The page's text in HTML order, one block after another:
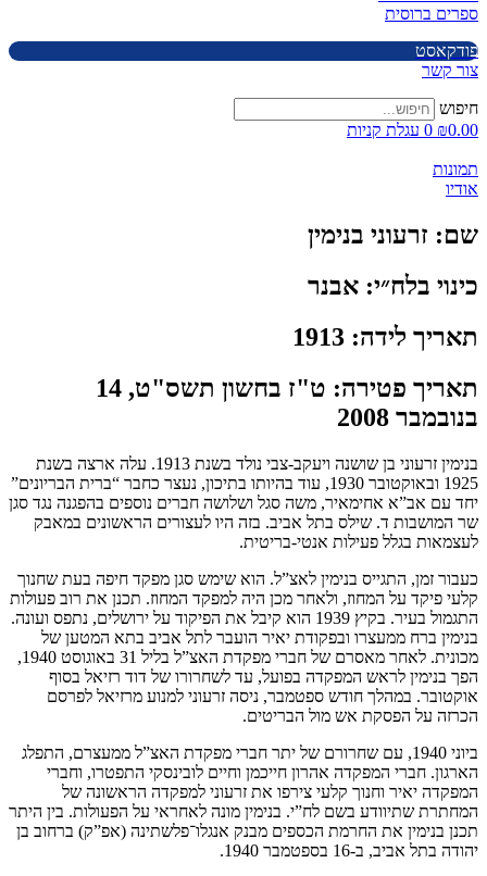
ספרים ברוסית
פודקאסט
צור קשר
חיפוש
₪0.00
0 עגלת קניות
תמונות
אודיו
שם: זרעוני בנימין
כינוי בלח״י: אבנר
תאריך לידה: 1913
תאריך פטירה:
ט"ז בחשון תשס"ט, 14
בנובמבר 2008
בנימין זרעוני בן שושנה ויעקב-צבי נולד בשנת 1913. עלה ארצה בשנת
1925 ובאוקטובר 1930, עוד בהיותו בתיכון, נעצר כחבר “ברית הבריונים”
יחד עם אב”א אחימאיר, משה סגל ושלושה חברים נוספים בהפגנה נגד סגן
שר המושבות ד. שילס בתל אביב. בזה היו לעצורים הראשונים במאבק
לעצמאות בגלל פעילות אנטי-בריטית.
כעבור זמן, התגייס בנימין לאצ”ל. הוא שימש סגן מפקד חיפה בעת שחנוך
קלעי פיקד על המחוז, ולאחר מכן היה למפקד המחוז. תכנן את רוב פעולות
התגמול בעיר. בקיץ 1939 הוא קיבל את הפיקוד על ירושלים, נתפס ועונה.
בנימין ברח ממעצרו ובפקודת יאיר הועבר לתל אביב בתא המטען של
מכונית. לאחר מאסרם של חברי מפקדת האצ”ל בליל 31 באוגוסט 1940,
הפך בנימין לראש המפקדה בפועל, עד לשחרורו של דוד רזיאל בסוף
אוקטובר. במהלך חודש ספטמבר, ניסה זרעוני למנוע מרזיאל לפרסם
הכרזה על הפסקת אש מול הבריטים.
ביוני 1940, עם שחרורם של יתר חברי מפקדת האצ”ל ממעצרם, התפלג
הארגון. חברי המפקדה אהרון חייכמן וחיים לובינסקי התפטרו, וחברי
המפקדה יאיר וחנוך קלעי צירפו את זרעוני למפקדה הראשונה של
המחתרת שתיוודע בשם לח”י. בנימין מונה לאחראי על הפעולות. בין היתר
תכנן בנימין את החרמת הכספים מבנק אנגלו־פלשתינה (אפ”ק) ברחוב בן
יהודה בתל אביב, ב-16 בספטמבר 1940.